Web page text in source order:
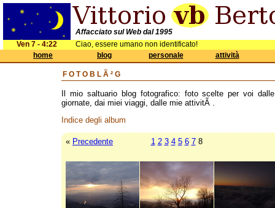
Affacciato sul Web dal 1995
Ven 7 - 4:22
Ciao, essere umano non identificato!
home
blog personale attività
FOTOBLÃ²G
Il mio saltuario blog fotografico: foto scelte per voi
giornate, dai miei viaggi, dalle mie attivitÃ .
Indice degli album
« Precedente 1 2 3 4 5 6 78